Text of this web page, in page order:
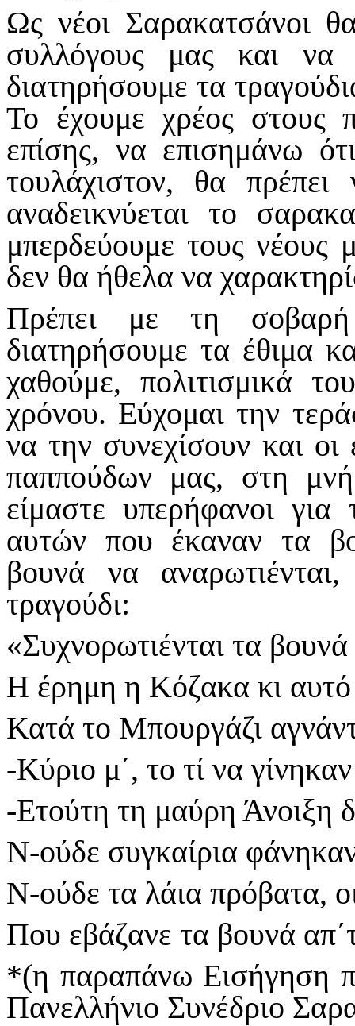
Ως νέοι Σαρακατσάνοι
συλλόγους μας και να
διατηρήσουμε τα
Το έχουμε χρέος στους
επίσης, να επισημάνω
τουλάχιστον, θα
αναδεικνύεται το
μπερδεύουμε τους νέους
δεν θα ήθελα να
Πρέπει με τη
διατηρήσουμε τα έθιμα
χαθούμε, πολιτισμικά
χρόνου. Εύχομαι την
να την συνεχίσουν και
παππούδων μας, στη
είμαστε υπερήφανοι
αυτών που έκαναν τα
βουνά να
τραγούδι:
«Συχνορωτιένται τα
Η έρημη η Κόζακα κι
Κατά το Μπουργάζι
-Κύριο μ΄, το τί να
-Ετούτη τη μαύρη Άνοιξη
Ν-ούδε συγκαίρια
Ν-ούδε τα λάια πρόβατα,
Που εβάζανε τα βουνά
*(η παραπάνω Εισήγηση
Πανελλήνιο Συνέδριο